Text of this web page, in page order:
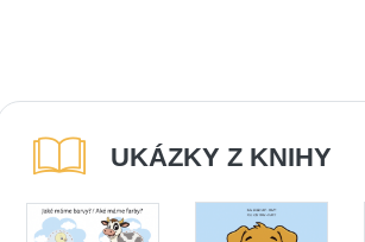
UKÁZKY Z KNIHY